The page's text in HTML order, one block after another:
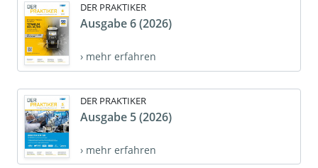
DER PRAKTIKER
Ausgabe 6 (2026)
› mehr erfahren
DER PRAKTIKER
Ausgabe 5 (2026)
› mehr erfahren